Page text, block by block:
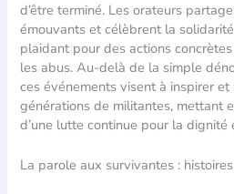
d’être terminé. Les orateurs
émouvants et célèbrent la
plaidant pour des actions
les abus. Au-delà de la simple
ces événements visent à inspirer
générations de militantes, mettant
d’une lutte continue pour la
La parole aux survivantes :